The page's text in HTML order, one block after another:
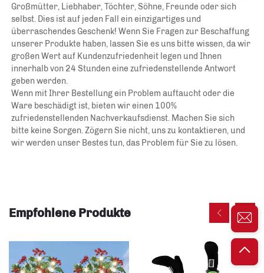
Großmütter, Liebhaber, Töchter, Söhne, Freunde oder sich
selbst. Dies ist auf jeden Fall ein einzigartiges und
überraschendes Geschenk! Wenn Sie Fragen zur Beschaffung
unserer Produkte haben, lassen Sie es uns bitte wissen, da wir
großen Wert auf Kundenzufriedenheit legen und Ihnen
innerhalb von 24 Stunden eine zufriedenstellende Antwort
geben werden.
Wenn mit Ihrer Bestellung ein Problem auftaucht oder die
Ware beschädigt ist, bieten wir einen 100%
zufriedenstellenden Nachverkaufsdienst. Machen Sie sich
bitte keine Sorgen. Zögern Sie nicht, uns zu kontaktieren, und
wir werden unser Bestes tun, das Problem für Sie zu lösen.
Empfohlene Produkte